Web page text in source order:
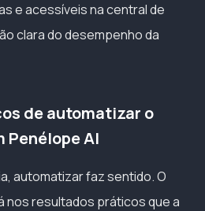
e acessíveis na central de
clara do desempenho da
de automatizar o
Penélope AI
automatizar faz sentido. O
nos resultados práticos que a